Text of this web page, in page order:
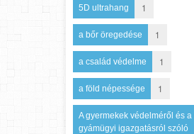
5D ultrahang 1
a bőr öregedése 1
a család védelme 1
a föld népessége 1
A gyermekek védelméről és a
gyámügyi igazgatásról szóló